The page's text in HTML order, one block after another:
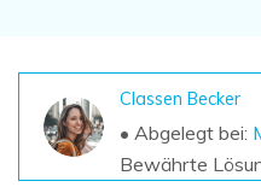
Weitere Produkte
Repairit - Datenreparatur
UBackit - Datensicherung
Classen Becker
• Abgelegt bei:
Bewährte